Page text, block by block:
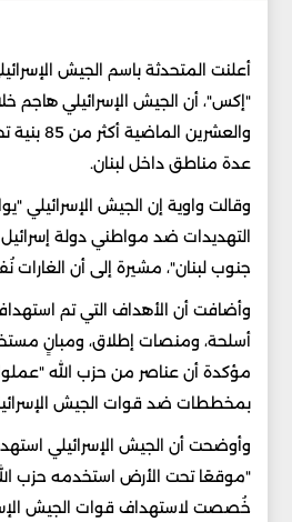
أعلنت المتحدثة باسم الجيش
"إكس"، أن الجيش الإسرائيلي هاجم
والعشرين
عدة مناطق داخل لبنان.
وقالت واوية إن الجيش الإسرائيلي
التهديدات ضد مواطني دولة
جنوب لبنان"، مشيرة إلى أن الغارات
وأضافت أن الأهداف التي تم
أسلحة، ومنصات إطلاق، ومبانٍ
مؤكدة أن عناصر من حزب الله
بمخططات ضد قوات الجيش
وأوضحت أن الجيش الإسرائيلي
"موقعًا تحت الأرض استخدمه حزب
خُصصت لاستهداف قوات الجيش